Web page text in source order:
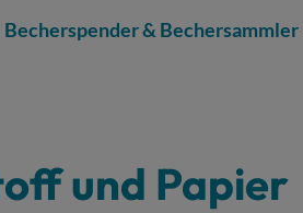
Becherspender & Bechersammler
und Papier